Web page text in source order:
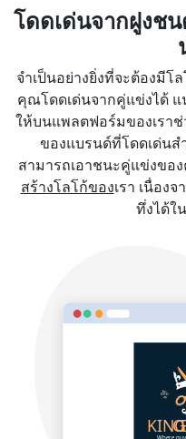
โดดเด่นจากฝูงช
จำเป็นอย่างยิ่งที่จะต้องมีโ
คุณโดดเด่นจากคู่แข่งได้
ให้บนแพลตฟอร์มของเรา
ของแบรนด์ที่โดดเด่น
สามารถเอาชนะคู่แข่งขอ
สร้างโลโก้ของเรา เนื่อง
ทึ่งได้ใ